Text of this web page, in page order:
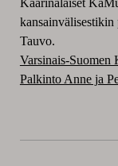
Tauvo.
Varsinais-Suomen
Palkinto Anne ja